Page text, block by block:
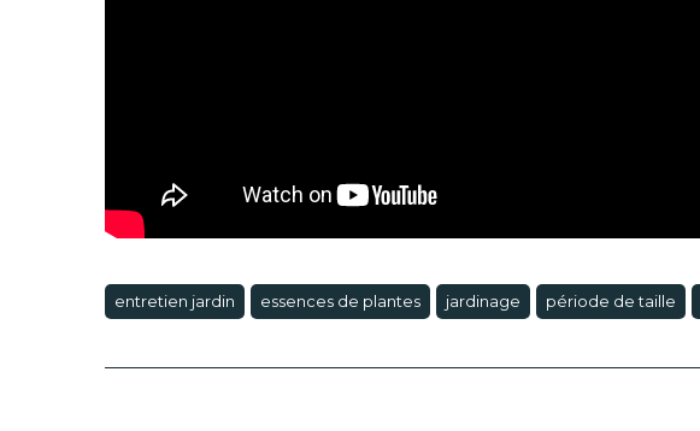
entretien jardin essences de plantes jardinage période de taille